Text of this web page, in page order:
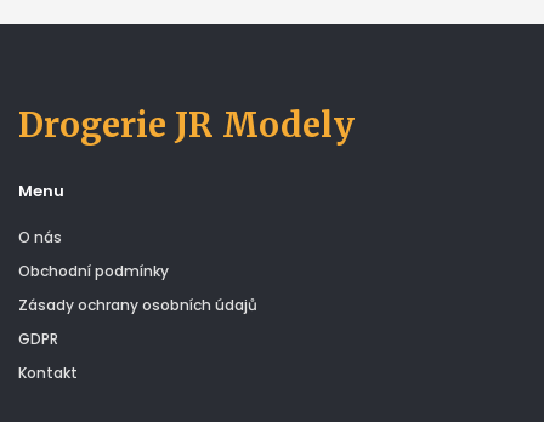
Drogerie JR Modely
Menu
O nás
Obchodní podmínky
Zásady ochrany osobních údajů
GDPR
Kontakt